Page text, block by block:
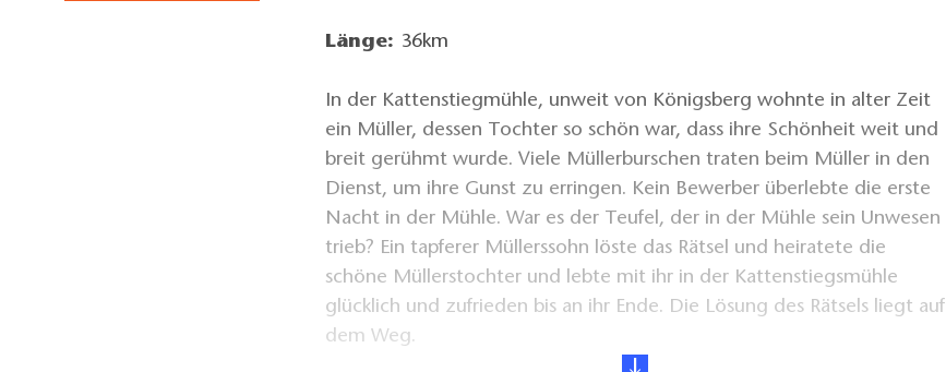
Länge: 36km
In der Kattenstiegmühle, unweit von Königsberg wohnte in alter Zeit
ein Müller, dessen Tochter so schön war, dass ihre Schönheit weit und
breit gerühmt wurde. Viele Müllerburschen traten beim Müller in den
Dienst, um ihre Gunst zu erringen. Kein Bewerber überlebte die erste
Nacht in der Mühle. War es der Teufel, der in der Mühle sein Unwesen
trieb? Ein tapferer Müllerssohn löste das Rätsel und heiratete die
schöne Müllerstochter und lebte mit ihr in der Kattenstiegsmühle
glücklich und zufrieden bis an ihr Ende. Die Lösung des Rätsels liegt auf
dem Weg.